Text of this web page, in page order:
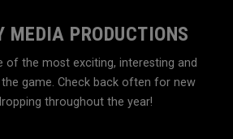
MEDIA PRODUCTIONS
of the most exciting, interesting and
game. Check back often for new
throughout the year!